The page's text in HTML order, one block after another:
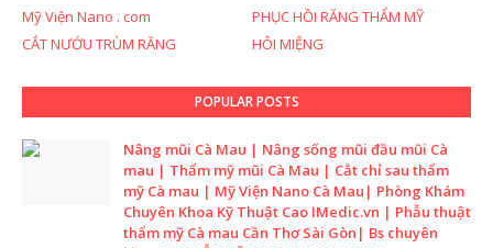
Mỹ Viện Nano . com
PHỤC HỒI RĂNG THẨM MỸ
CẮT NƯỚU TRÙM RĂNG
HÔI MIỆNG
POPULAR POSTS
Nâng mũi Cà Mau | Nâng sống mũi đầu mũi Cà
mau | Thẩm mỹ mũi Cà Mau | Cắt chỉ sau thẩm
mỹ Cà mau | Mỹ Viện Nano Cà Mau| Phòng Khám
Chuyên Khoa Kỹ Thuật Cao IMedic.vn | Phẫu thuật
thẩm mỹ Cà mau Cần Thơ Sài Gòn| Bs chuyên